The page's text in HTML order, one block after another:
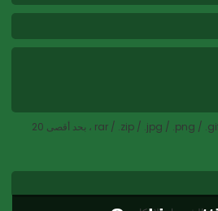
يدعم فقط .rar / .zip / .jpg / .png / .gif / .doc / .xls / .pdf ، بحد أقصى 20